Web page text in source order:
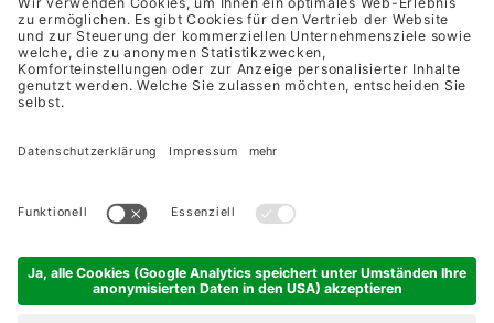
ANFRAGE ABSENDEN
©Hotel Silvretta Samnaun AG